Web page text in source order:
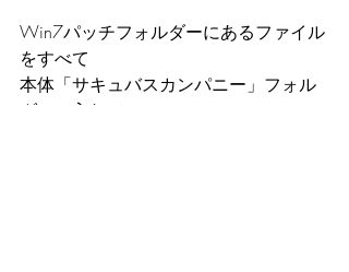
Win7パッチフォルダーにあるファイル
をすべて
本体「サキュバスカンパニー」フォル
ダーに入れて